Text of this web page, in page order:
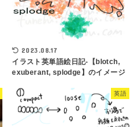
2023.08.17
イラスト英単語絵日記-【blotch,
exuberant, splodge】のイメージ
英語